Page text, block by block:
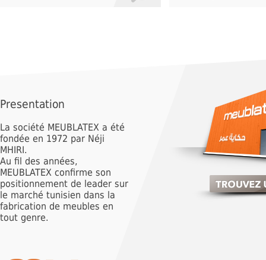
Presentation
La société MEUBLATEX a été
fondée en 1972 par Néji
MHIRI.
Au fil des années,
MEUBLATEX confirme son
positionnement de leader sur
le marché tunisien dans la
fabrication de meubles en
tout genre.